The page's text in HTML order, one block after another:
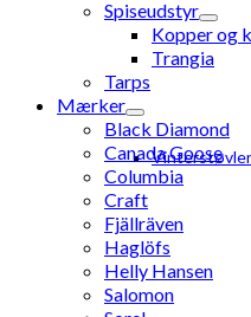
Vinterstøvler
Spiseudstyr
Kopper og
Trangia
Tarps
Mærker
Black Diamond
Canada Goose
Columbia
Craft
Fjällräven
Haglöfs
Helly Hansen
Salomon